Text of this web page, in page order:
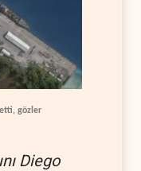
gözler
Diego